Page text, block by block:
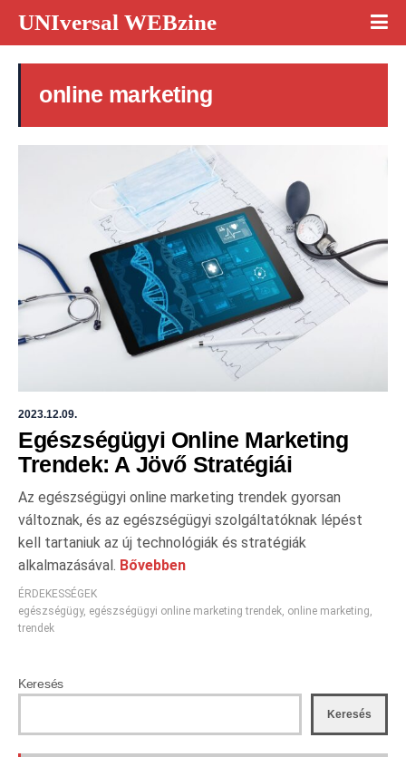
UNIversal WEBzine
online marketing
2023.12.09.
Egészségügyi Online Marketing
Trendek: A Jövő Stratégiái
Az egészségügyi online marketing trendek gyorsan
változnak, és az egészségügyi szolgáltatóknak lépést
kell tartaniuk az új technológiák és stratégiák
alkalmazásával. Bővebben
ÉRDEKESSÉGEK
egészségügy, egészségügyi online marketing trendek, online marketing,
trendek
Keresés
Keresés